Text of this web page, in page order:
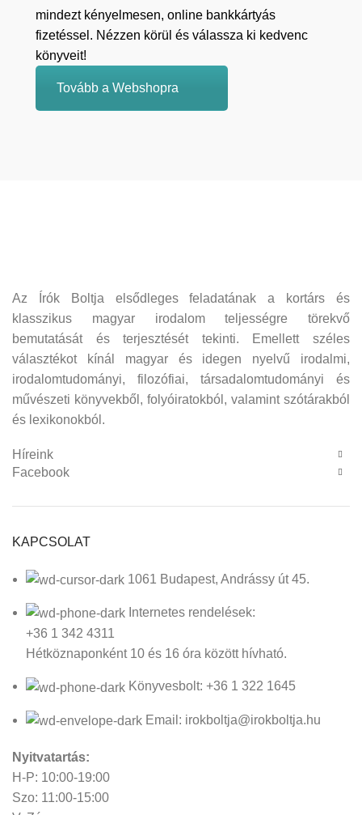
mindezt kényelmesen, online bankkártyás
fizetéssel. Nézzen körül és válassza ki kedvenc
könyveit!
Tovább a Webshopra
Az Írók Boltja elsődleges feladatának a kortárs és
klasszikus magyar irodalom teljességre törekvő
bemutatását és terjesztését tekinti. Emellett széles
választékot kínál magyar és idegen nyelvű irodalmi,
irodalomtudományi, filozófiai, társadalomtudományi és
művészeti könyvekből, folyóiratokból, valamint szótárakból
és lexikonokból.
Híreink
Facebook
KAPCSOLAT
1061 Budapest, Andrássy út 45.
Internetes rendelések:
+36 1 342 4311
Hétköznaponként 10 és 16 óra között hívható.
Könyvesbolt: +36 1 322 1645
Email: irokboltja@irokboltja.hu
Nyitvatartás:
H-P: 10:00-19:00
Szo: 11:00-15:00